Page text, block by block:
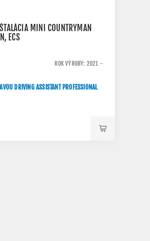
MINI COUNTRYMAN
ECS
ROK VÝROBY: 2021 -
DRIVING ASSISTANT PROFESSIONAL